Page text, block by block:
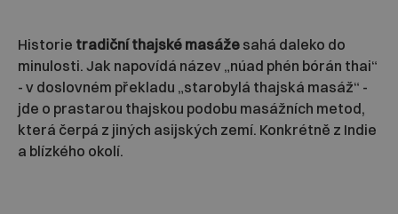
Historie tradiční thajské masáže sahá daleko do
minulosti. Jak napovídá název „núad phén bórán thai“
- v doslovném překladu „starobylá thajská masáž“ -
jde o prastarou thajskou podobu masážních metod,
která čerpá z jiných asijských zemí. Konkrétně z Indie
a blízkého okolí.